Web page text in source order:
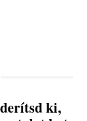
ki,